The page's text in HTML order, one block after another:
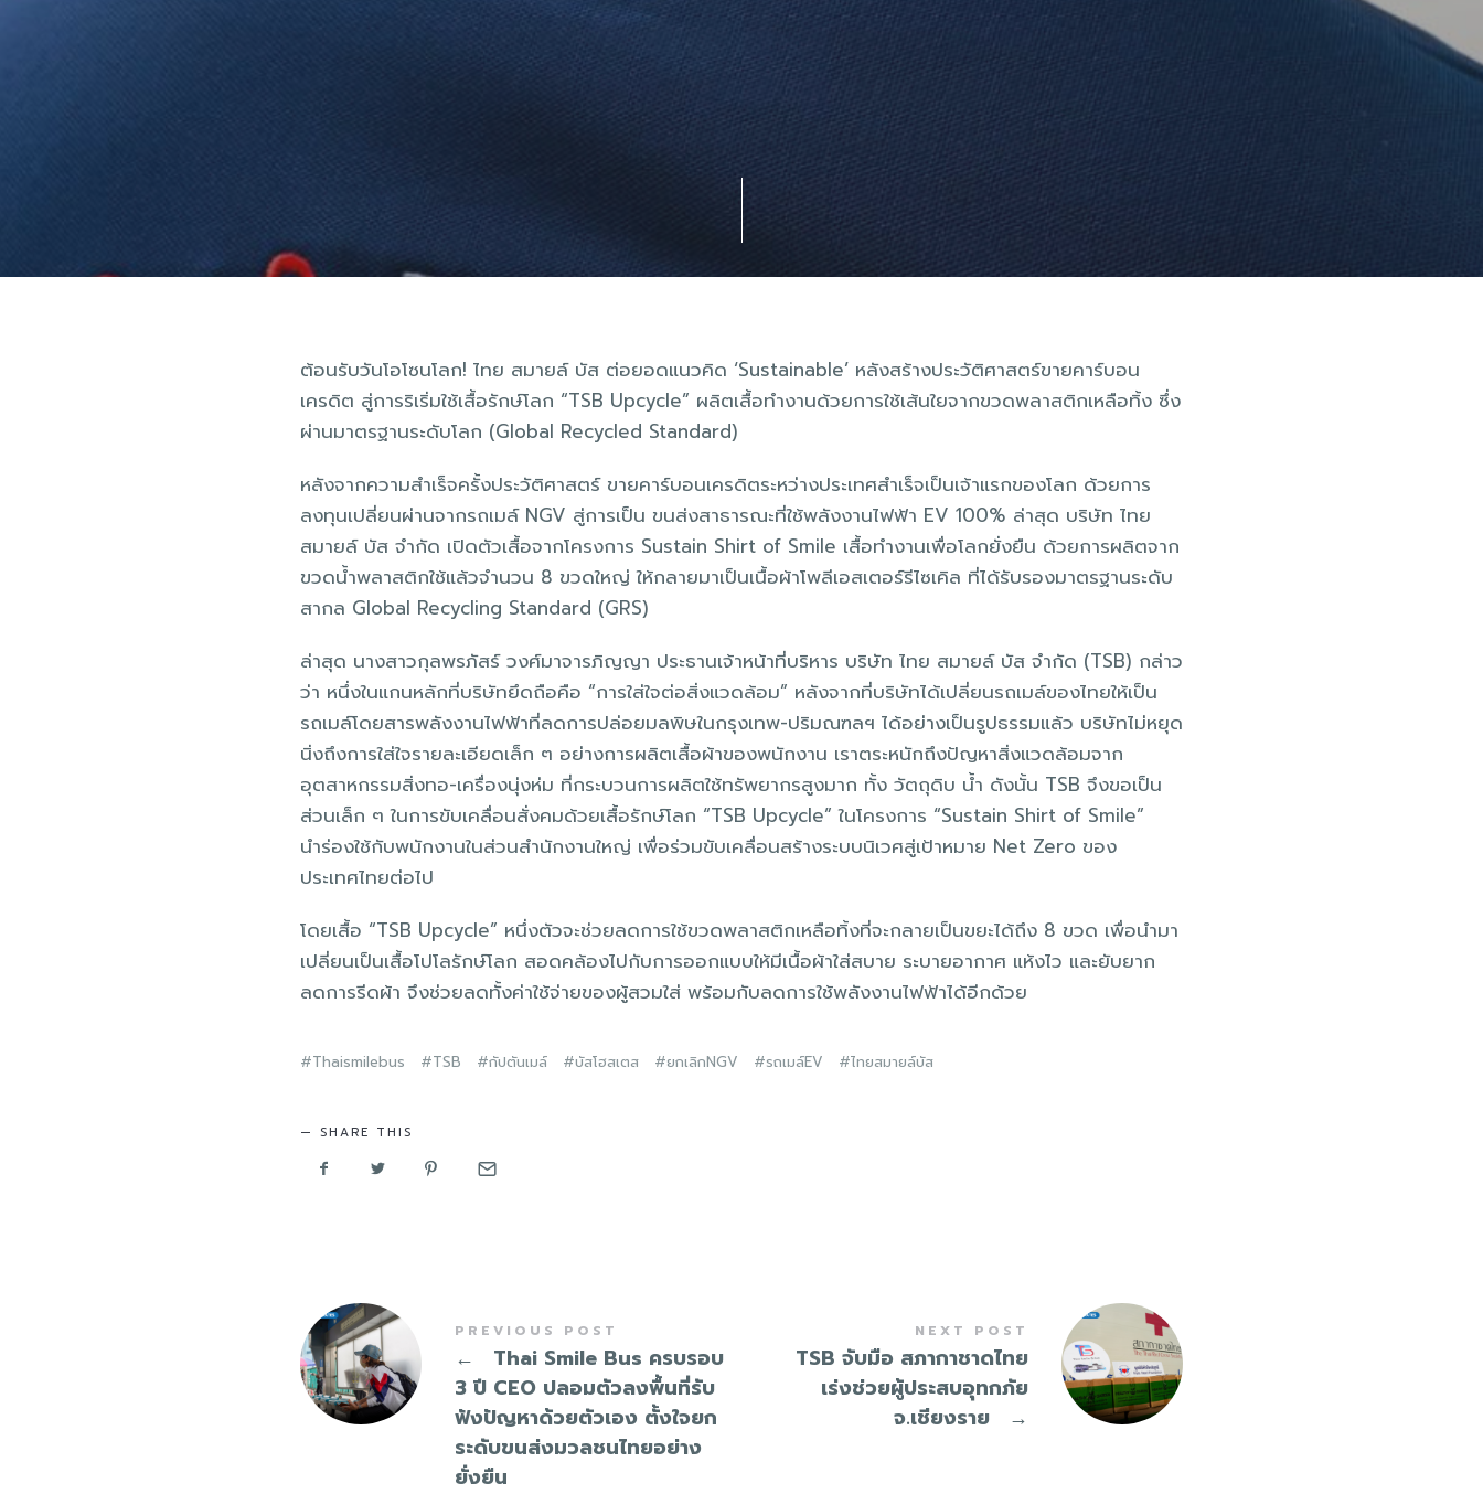
ต้อนรับวันโอโซนโลก! ไทย สมายล์ บัส ต่อยอดแนวคิด ‘Sustainable’ หลังสร้างประวัติศาสตร์ขายคาร์บอน
เครดิต สู่การริเริ่มใช้เสื้อรักษ์โลก “TSB Upcycle” ผลิตเสื้อทำงานด้วยการใช้เส้นใยจากขวดพลาสติกเหลือทิ้ง ซึ่ง
ผ่านมาตรฐานระดับโลก (Global Recycled Standard)
หลังจากความสำเร็จครั้งประวัติศาสตร์ ขายคาร์บอนเครดิตระหว่างประเทศสำเร็จเป็นเจ้าแรกของโลก ด้วยการ
ลงทุนเปลี่ยนผ่านจากรถเมล์ NGV สู่การเป็น ขนส่งสาธารณะที่ใช้พลังงานไฟฟ้า EV 100% ล่าสุด บริษัท ไทย
สมายล์ บัส จำกัด เปิดตัวเสื้อจากโครงการ Sustain Shirt of Smile เสื้อทำงานเพื่อโลกยั่งยืน ด้วยการผลิตจาก
ขวดน้ำพลาสติกใช้แล้วจำนวน 8 ขวดใหญ่ ให้กลายมาเป็นเนื้อผ้าโพลีเอสเตอร์รีไซเคิล ที่ได้รับรองมาตรฐานระดับ
สากล Global Recycling Standard (GRS)
ล่าสุด นางสาวกุลพรภัสร์ วงศ์มาจารภิญญา ประธานเจ้าหน้าที่บริหาร บริษัท ไทย สมายล์ บัส จำกัด (TSB) กล่าว
ว่า หนึ่งในแกนหลักที่บริษัทยึดถือคือ “การใส่ใจต่อสิ่งแวดล้อม” หลังจากที่บริษัทได้เปลี่ยนรถเมล์ของไทยให้เป็น
รถเมล์โดยสารพลังงานไฟฟ้าที่ลดการปล่อยมลพิษในกรุงเทพ-ปริมณฑลฯ ได้อย่างเป็นรูปธรรมแล้ว บริษัทไม่หยุด
นิ่งถึงการใส่ใจรายละเอียดเล็ก ๆ อย่างการผลิตเสื้อผ้าของพนักงาน เราตระหนักถึงปัญหาสิ่งแวดล้อมจาก
อุตสาหกรรมสิ่งทอ-เครื่องนุ่งห่ม ที่กระบวนการผลิตใช้ทรัพยากรสูงมาก ทั้ง วัตถุดิบ น้ำ ดังนั้น TSB จึงขอเป็น
ส่วนเล็ก ๆ ในการขับเคลื่อนสั่งคมด้วยเสื้อรักษ์โลก “TSB Upcycle” ในโครงการ “Sustain Shirt of Smile”
นำร่องใช้กับพนักงานในส่วนสำนักงานใหญ่ เพื่อร่วมขับเคลื่อนสร้างระบบนิเวศสู่เป้าหมาย Net Zero ของ
ประเทศไทยต่อไป
โดยเสื้อ “TSB Upcycle” หนึ่งตัวจะช่วยลดการใช้ขวดพลาสติกเหลือทิ้งที่จะกลายเป็นขยะได้ถึง 8 ขวด เพื่อนำมา
เปลี่ยนเป็นเสื้อโปโลรักษ์โลก สอดคล้องไปกับการออกแบบให้มีเนื้อผ้าใส่สบาย ระบายอากาศ แห้งไว และยับยาก
ลดการรีดผ้า จึงช่วยลดทั้งค่าใช้จ่ายของผู้สวมใส่ พร้อมกับลดการใช้พลังงานไฟฟ้าได้อีกด้วย
Thaismilebus TSB กัปตันเมล์ บัสโฮสเตส ยกเลิกNGV รถเมล์EV ไทยสมายล์บัส
SHARE THIS
PREVIOUS POST
←
Thai Smile Bus ครบรอบ
3 ปี CEO ปลอมตัวลงพื้นที่รับ
ฟังปัญหาด้วยตัวเอง ตั้งใจยก
ระดับขนส่งมวลชนไทยอย่าง
ยั่งยืน
NEXT POST
TSB จับมือ สภากาชาดไทย
เร่งช่วยผู้ประสบอุทกภัย
จ.เชียงราย
→